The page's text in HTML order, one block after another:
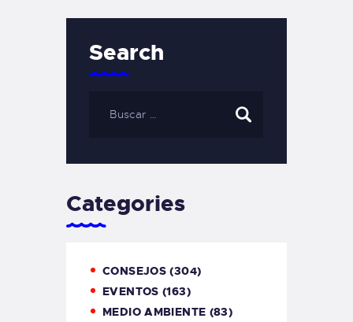
Search
Categories
CONSEJOS (304)
EVENTOS (163)
MEDIO AMBIENTE (83)